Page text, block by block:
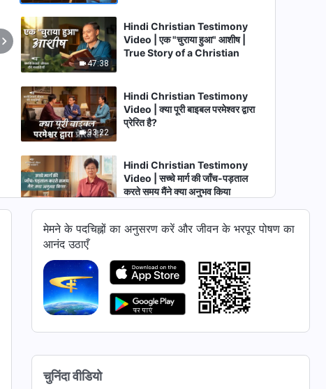
47:38
Hindi Christian Testimony
Video | एक "चुराया हुआ" आशीष |
True Story of a Christian
33:22
Hindi Christian Testimony
Video | क्या पूरी बाइबल परमेश्वर द्वारा
प्रेरित है?
Hindi Christian Testimony
Video | सच्चे मार्ग की जाँच-पड़ताल
करते समय मैंने क्या अनुभव किया
41:56
Hindi Christian Testimony
सकता | True Story of a
Christian
Hindi Christian Testimony
Video | आधुनिक युग का फरीसी होना
(II) | True Story of a Christian
मेमने के पदचिह्नों का अनुसरण करें और जीवन के भरपूर पोषण का
आनंद उठाएँ
चुनिंदा वीडियो